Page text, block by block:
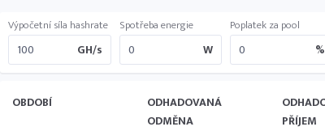
Výpočetní síla hashrate
GH/s
Spotřeba energie
W
Poplatek za pool
%
OBDOBÍ
ODHADOVANÁ
ODMĚNA
PŘÍJEM